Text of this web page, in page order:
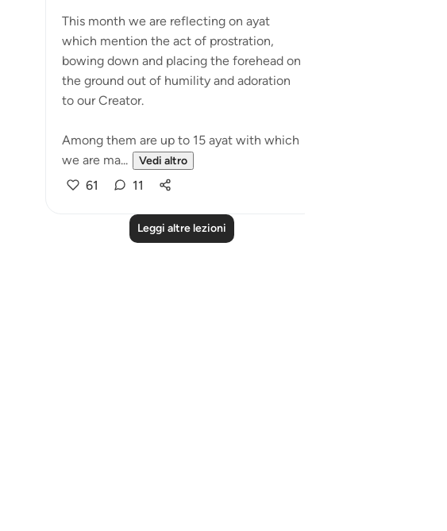
This month we are reflecting on ayat
which mention the act of prostration,
bowing down and placing the forehead on
the ground out of humility and adoration
to our Creator.
Among them are up to 15 ayat with which
we are ma...
Vedi altro
61 11
Leggi altre lezioni